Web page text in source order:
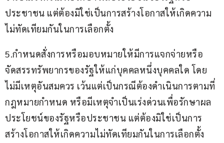
ประชาชน แต่ต้องมิใช่เป็นการสร้างโอกาสให้เกิดความ
ไม่ทัดเทียมกันในการเลือกตั้ง
5.กำหนดสั่งการหรือมอบหมายให้มีการแจกจ่ายหรือ
จัดสรรทรัพยากรของรัฐให้แก่บุคคลหนึ่งบุคคลใด โดย
ไม่มีเหตุอันสมควร เว้นแต่เป็นกรณีต้องดำเนินการตามที่
กฎหมายกำหนด หรือมีเหตุจำเป็นเร่งด่วนเพื่อรักษาผล
ประโยชน์ของรัฐหรือประชาชน แต่ต้องมิใช่เป็นการ
สร้างโอกาสให้เกิดความไม่ทัดเทียมกันในการเลือกตั้ง